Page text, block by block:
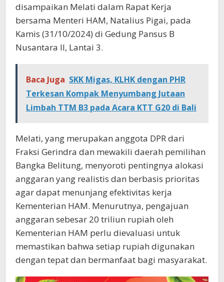
disampaikan Melati dalam Rapat Kerja
bersama Menteri HAM, Natalius Pigai, pada
Kamis (31/10/2024) di Gedung Pansus B
Nusantara II, Lantai 3.
Baca Juga SKK Migas, KLHK dengan PHR
Terkesan Kompak Menyumbang Jutaan
Limbah TTM B3 pada Acara KTT G20 di Bali
Melati, yang merupakan anggota DPR dari
Fraksi Gerindra dan mewakili daerah pemilihan
Bangka Belitung, menyoroti pentingnya alokasi
anggaran yang realistis dan berbasis prioritas
agar dapat menunjang efektivitas kerja
Kementerian HAM. Menurutnya, pengajuan
anggaran sebesar 20 triliun rupiah oleh
Kementerian HAM perlu dievaluasi untuk
memastikan bahwa setiap rupiah digunakan
dengan tepat dan bermanfaat bagi masyarakat.